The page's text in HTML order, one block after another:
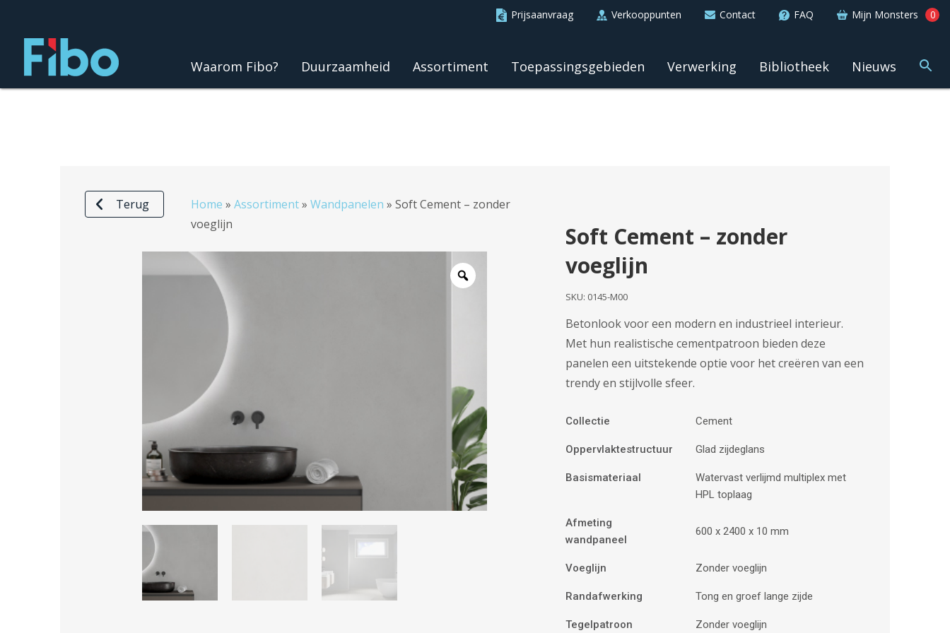
Prijsaanvraag Verkooppunten Contact FAQ Mijn Monsters 0
Waarom Fibo? Duurzaamheid Assortiment Toepassingsgebieden Verwerking Bibliotheek Nieuws
Terug Home » Assortiment» Wandpanelen » Soft Cement – zonder
voeglijn
Soft Cement – zonder
voeglijn
SKU: 0145-M00
Betonlook voor een modern en industrieel interieur.
Met hun realistische cementpatroon bieden deze
panelen een uitstekende optie voor het creëren van een
trendy en stijlvolle sfeer.
Collectie Cement
Oppervlaktestructuur Glad zijdeglans
Basismateriaal
Watervast verlijmd multiplex met
HPL toplaag
Afmeting
wandpaneel
600 x 2400 x 10 mm
Voeglijn Zonder voeglijn
Randafwerking Tong en groef lange zijde
Tegelpatroon Zonder voeglijn